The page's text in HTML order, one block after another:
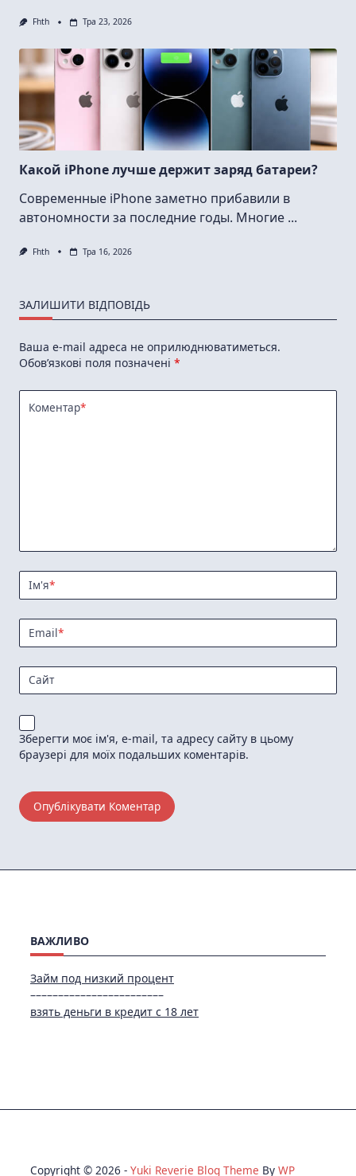
Fhth Тра 23, 2026
Какой iPhone лучше держит заряд батареи?
Современные iPhone заметно прибавили в
автономности за последние годы. Многие ...
Fhth Тра 16, 2026
ЗАЛИШИТИ ВІДПОВІДЬ
Ваша e-mail адреса не оприлюднюватиметься.
Обов’язкові поля позначені *
Коментар*
Ім'я*
Email*
Сайт
Зберегти моє ім'я, e-mail, та адресу сайту в цьому
браузері для моїх подальших коментарів.
ВАЖЛИВО
Займ под низкий процент
––––––––––––––––––––––––
взять деньги в кредит с 18 лет
Copyright © 2026 - Yuki Reverie Blog Theme By WP